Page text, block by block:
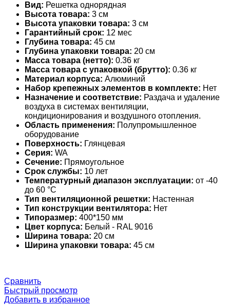
Вид: Решетка однорядная
Высота товара: 3 см
Высота упаковки товара: 3 см
Гарантийный срок: 12 мес
Глубина товара: 45 см
Глубина упаковки товара: 20 см
Масса товара (нетто): 0.36 кг
Масса товара с упаковкой (брутто): 0.36 кг
Материал корпуса: Алюминий
Набор крепежных элементов в комплекте: Нет
Назначение и соответствие: Раздача и удаление
воздуха в системах вентиляции,
кондиционирования и воздушного отопления.
Область применения: Полупромышленное
оборудование
Поверхность: Глянцевая
Серия: WA
Сечение: Прямоугольное
Срок службы: 10 лет
Температурный диапазон эксплуатации: от -40
до 60 °С
Тип вентиляционной решетки: Настенная
Тип конструкции вентилятора: Нет
Типоразмер: 400*150 мм
Цвет корпуса: Белый - RAL 9016
Ширина товара: 20 см
Ширина упаковки товара: 45 см
Сравнить
Быстрый просмотр
Добавить в избранное